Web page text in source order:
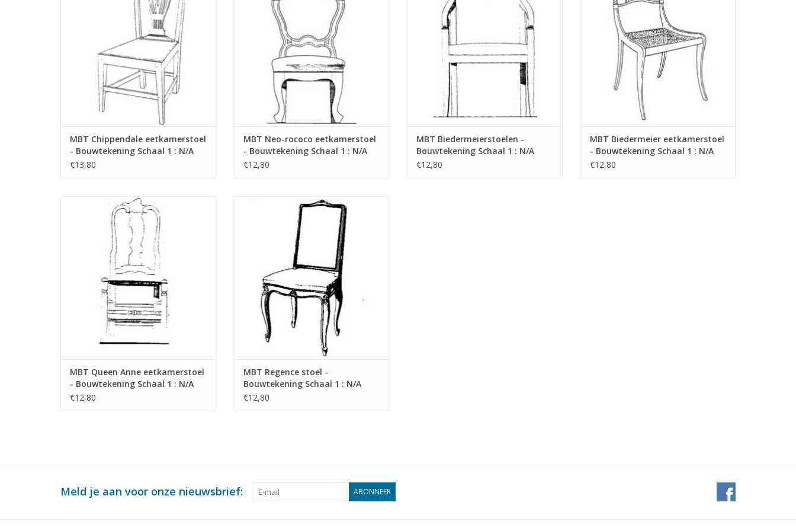
MBT Chippendale eetkamerstoel
- Bouwtekening Schaal 1 : N/A
(45.35.005)
€13,80
MBT Neo-rococo eetkamerstoel
- Bouwtekening Schaal 1 : N/A
(45.35.006)
€12,80
MBT Biedermeierstoelen -
Bouwtekening Schaal 1 : N/A
(45.35.007)
€12,80
MBT Biedermeier eetkamerstoel
- Bouwtekening Schaal 1 : N/A
(45.35.008)
€12,80
MBT Queen Anne eetkamerstoel -
Bouwtekening Schaal 1 : N/A (45.35.009)
TOEVOEGEN AAN WINKELWAGEN
MBT Queen Anne eetkamerstoel
- Bouwtekening Schaal 1 : N/A
(45.35.009)
€12,80
MBT Regence stoel - Bouwtekening Schaal
1 : N/A (45.35.011)
TOEVOEGEN AAN WINKELWAGEN
MBT Regence stoel -
Bouwtekening Schaal 1 : N/A
(45.35.011)
€12,80
Meld je aan voor onze nieuwsbrief: ABONNEER